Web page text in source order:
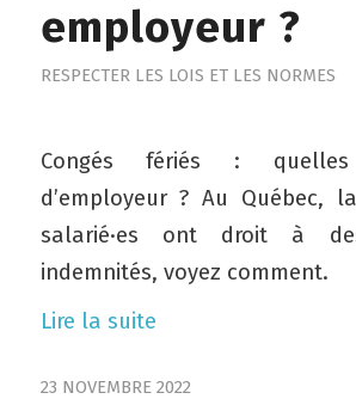
employeur ?
RESPECTER LES LOIS ET LES NORMES
Congés fériés : quelles
d’employeur ? Au Québec,
salarié·es ont droit à
indemnités, voyez comment.
Lire la suite
23 NOVEMBRE 2022